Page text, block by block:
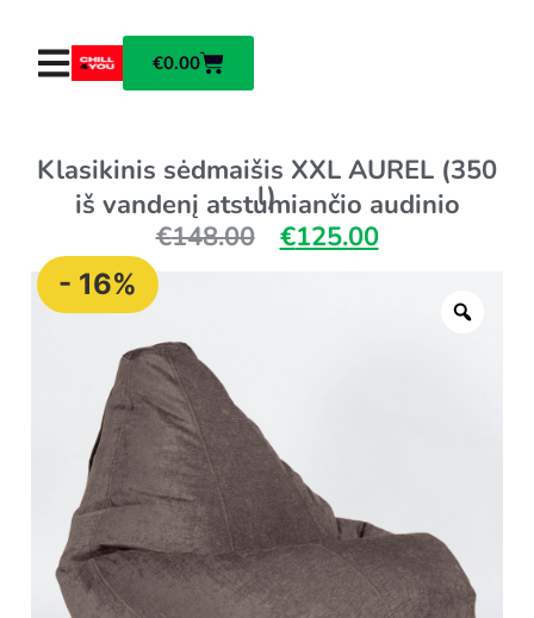
€0.00
Klasikinis sėdmaišis XXL AUREL (350
l)
iš vandenį atstumiančio audinio
€148.00 €125.00
- 16%